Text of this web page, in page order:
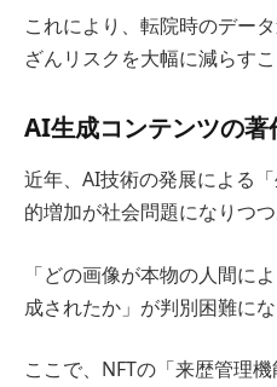
これにより、転院時のデー
ざんリスクを大幅に減らす
AI生成コンテンツの
近年、AI技術の発展による
的増加が社会問題になりつつ
「どの画像が本物の人間に
成されたか」が判別困難にな
ここで、NFTの「来歴管理